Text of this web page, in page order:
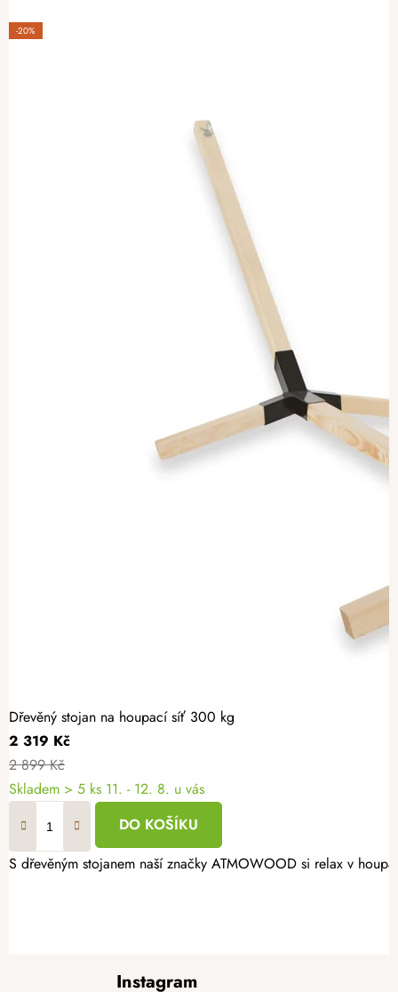
-20%
Dřevěný stojan na houpací síť 300 kg
2 319 Kč
2 899 Kč
Skladem > 5 ks 11. - 12. 8. u vás
DO KOŠÍKU
S dřevěným stojanem naší značky ATMOWOOD si relax v
Instagram